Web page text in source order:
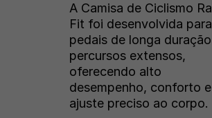
A Camisa de Ciclismo
Fit foi desenvolvida para
pedais de longa
percursos extensos,
oferecendo alto
desempenho, conforto e
ajuste preciso ao corpo.